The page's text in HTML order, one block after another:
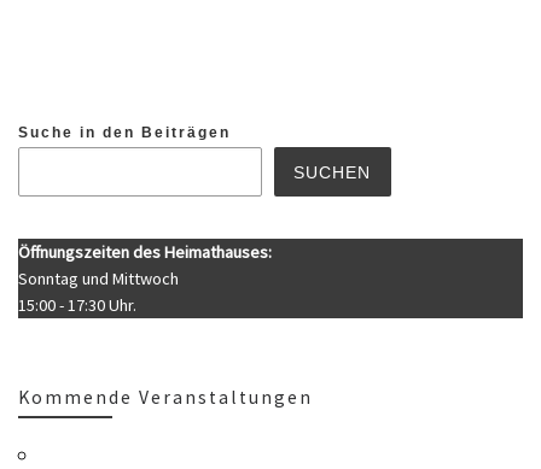
Suche in den Beiträgen
SUCHEN
Öffnungszeiten des Heimathauses:
Sonntag und Mittwoch
15:00 - 17:30 Uhr.
Kommende Veranstaltungen